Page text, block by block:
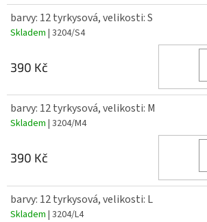
barvy: 12 tyrkysová, velikosti: S
Skladem | 3204/S4
390 Kč
barvy: 12 tyrkysová, velikosti: M
Skladem | 3204/M4
390 Kč
barvy: 12 tyrkysová, velikosti: L
Skladem | 3204/L4